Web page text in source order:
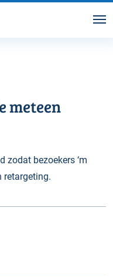
meteen
zodat bezoekers ‘m
retargeting.